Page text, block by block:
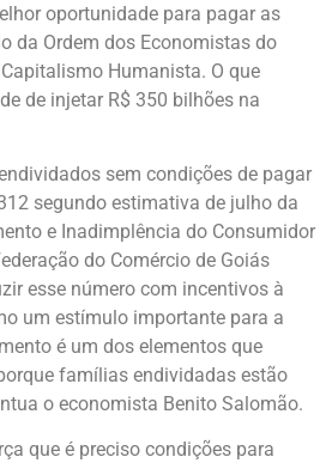
oportunidade para pagar as
da Ordem dos Economistas do
Humanista. O que
de injetar R$ 350 bilhões na
sem condições de pagar
segundo estimativa de julho da
e Inadimplência do Consumidor
do Comércio de Goiás
esse número com incentivos à
um estímulo importante para a
é um dos elementos que
famílias endividadas estão
o economista Benito Salomão.
que é preciso condições para